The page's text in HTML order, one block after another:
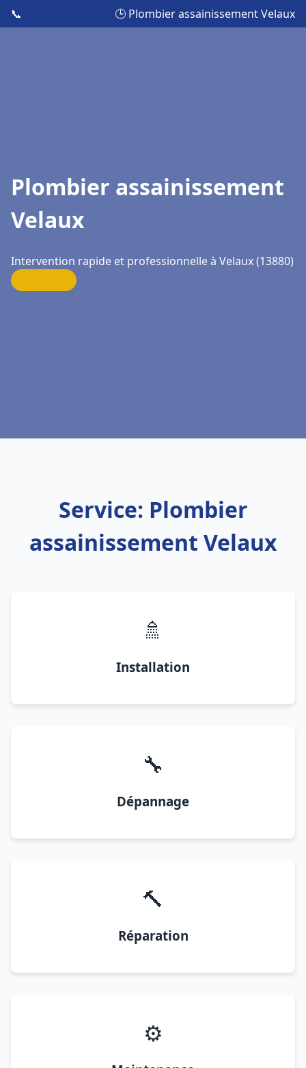
📞 🕒 Plombier assainissement Velaux
Plombier assainissement
Velaux
Intervention rapide et professionnelle à Velaux (13880)
Service: Plombier
assainissement Velaux
🚿
Installation
🔧
Dépannage
🔨
Réparation
⚙️